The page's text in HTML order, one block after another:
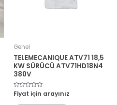
Genel
TELEMECANIQUE ATV71 18,5
KW SÜRÜCÜ ATV71HD18N4
380V
5
üzerinden
Fiyat için arayınız